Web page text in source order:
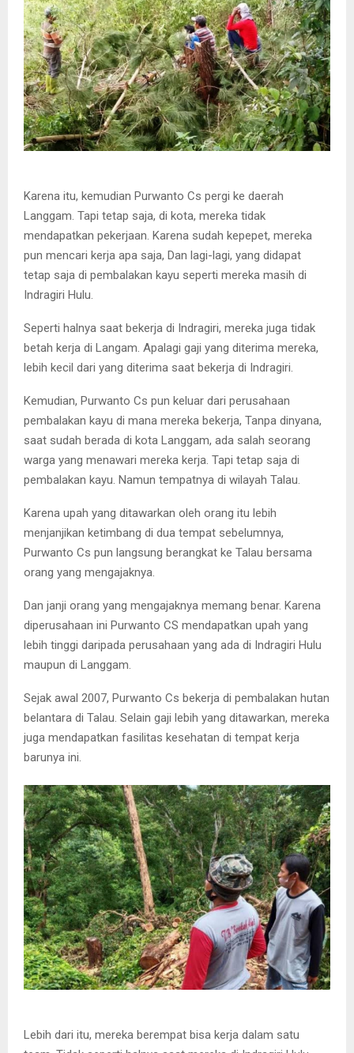
Karena itu, kemudian Purwanto Cs pergi ke daerah
Langgam. Tapi tetap saja, di kota, mereka tidak
mendapatkan pekerjaan. Karena sudah kepepet, mereka
pun mencari kerja apa saja, Dan lagi-lagi, yang didapat
tetap saja di pembalakan kayu seperti mereka masih di
Indragiri Hulu.
Seperti halnya saat bekerja di Indragiri, mereka juga tidak
betah kerja di Langam. Apalagi gaji yang diterima mereka,
lebih kecil dari yang diterima saat bekerja di Indragiri.
Kemudian, Purwanto Cs pun keluar dari perusahaan
pembalakan kayu di mana mereka bekerja, Tanpa dinyana,
saat sudah berada di kota Langgam, ada salah seorang
warga yang menawari mereka kerja. Tapi tetap saja di
pembalakan kayu. Namun tempatnya di wilayah Talau.
Karena upah yang ditawarkan oleh orang itu lebih
menjanjikan ketimbang di dua tempat sebelumnya,
Purwanto Cs pun langsung berangkat ke Talau bersama
orang yang mengajaknya.
Dan janji orang yang mengajaknya memang benar. Karena
diperusahaan ini Purwanto CS mendapatkan upah yang
lebih tinggi daripada perusahaan yang ada di Indragiri Hulu
maupun di Langgam.
Sejak awal 2007, Purwanto Cs bekerja di pembalakan hutan
belantara di Talau. Selain gaji lebih yang ditawarkan, mereka
juga mendapatkan fasilitas kesehatan di tempat kerja
barunya ini.
Lebih dari itu, mereka berempat bisa kerja dalam satu